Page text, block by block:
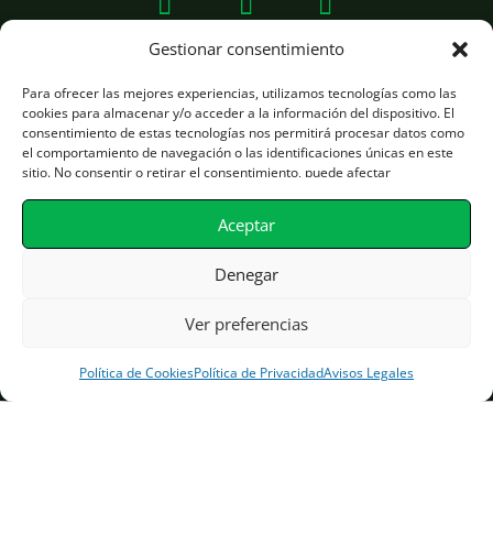
Gestionar consentimiento
Para ofrecer las mejores experiencias, utilizamos tecnologías como las
cookies para almacenar y/o acceder a la información del dispositivo. El
consentimiento de estas tecnologías nos permitirá procesar datos como
el comportamiento de navegación o las identificaciones únicas en este
sitio. No consentir o retirar el consentimiento, puede afectar
Aceptar
Denegar
Ver preferencias
Política de CookiesPolítica de PrivacidadAvisos Legales
Desarrollado porinfotec.siestrategia y marketingpro.infotec.si
Avisos Legales
Plítica de Privacidad
Plítica de Cookies